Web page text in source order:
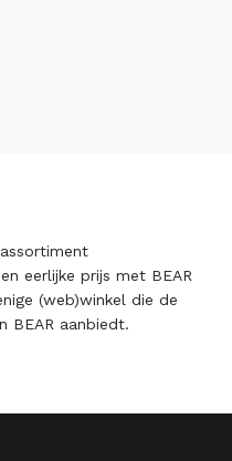
eerlijke prijs met BEAR
(web)winkel die de
BEAR aanbiedt.